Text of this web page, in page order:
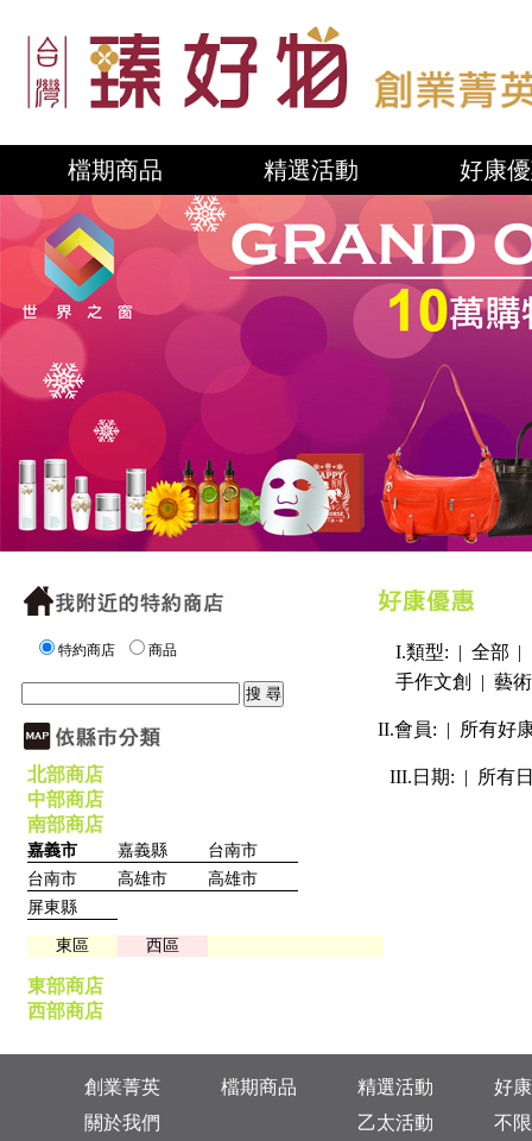
檔期商品 精選活動 好康
特約商店 商品
北部商店
中部商店
南部商店
嘉義市 嘉義縣
台南市
台南市
高雄市
高雄市
屏東縣
東區 西區
東部商店
西部商店
I.類型: | 全部 |
手作文創
| 藝
II.會員: | 所有好
III.日期: | 所有
創業菁英
關於我們
檔期商品
精選活動
乙太活動
好
不